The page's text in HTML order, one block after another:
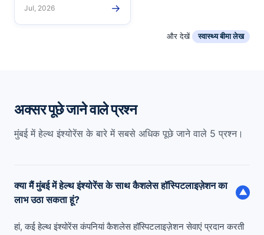
Jul, 2026 →
और देखें स्वास्थ्य बीमा लेख
अक्सर पूछे जाने वाले प्रश्न
मुंबई में हेल्थ इंश्योरेंस के बारे में सबसे अधिक पूछे जाने वाले 5 प्रश्न।
क्या मैं मुंबई में हेल्थ इंश्योरेंस के साथ कैशलेस हॉस्पिटलाइज़ेशन का
लाभ उठा सकता हूं?
▼
हां, कई हेल्थ इंश्योरेंस कंपनियां कैशलेस हॉस्पिटलाइज़ेशन सेवाएं प्रदान करती